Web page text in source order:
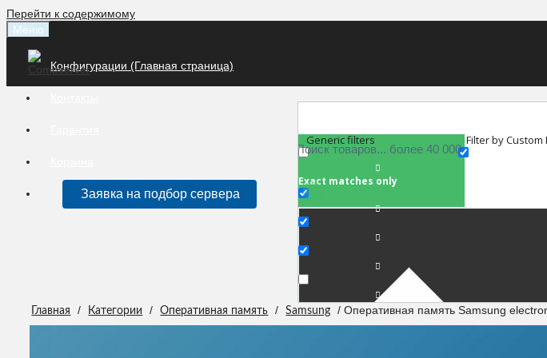
Перейти к содержимому
Меню
Конфигурации (Главная страница)
Заявка на подбор сервера
Generic filters
Exact matches only
Filter by Custom
Главная / Категории / Оперативная память / Samsung / Оперативная память Samsung